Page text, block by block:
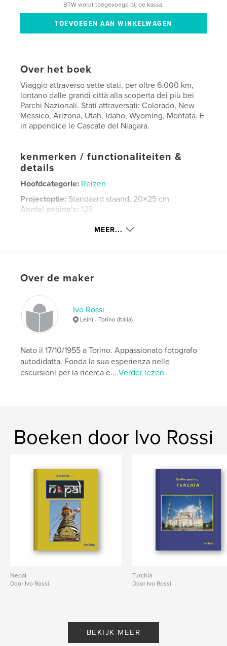
BTW wordt toegevoegd bij de kassa.
Over het boek
Viaggio attraverso sette stati, per oltre 6.000 km,
lontano dalle grandi città alla scoperta dei più bei
Parchi Nazionali. Stati attraversati: Colorado, New
Messico, Arizona, Utah, Idaho, Wyoming, Montata. E
in appendice le Cascate del Niagara.
kenmerken / functionaliteiten &
details
Hoofdcategorie: Reizen
Projectoptie: Standaard staand, 20×25 cm
Aantal pagina's: 128
MEER...
Over de maker
Ivo Rossi
Leinì - Torino (Italia)
Nato il 17/10/1955 a Torino. Appassionato fotografo
autodidatta. Fonda la sua esperienza nelle
escursioni per la ricerca e...Verder lezen
Boeken door Ivo Rossi
Nepal
Door Ivo Rossi
Turchia
Door Ivo Rossi
BEKIJK MEER